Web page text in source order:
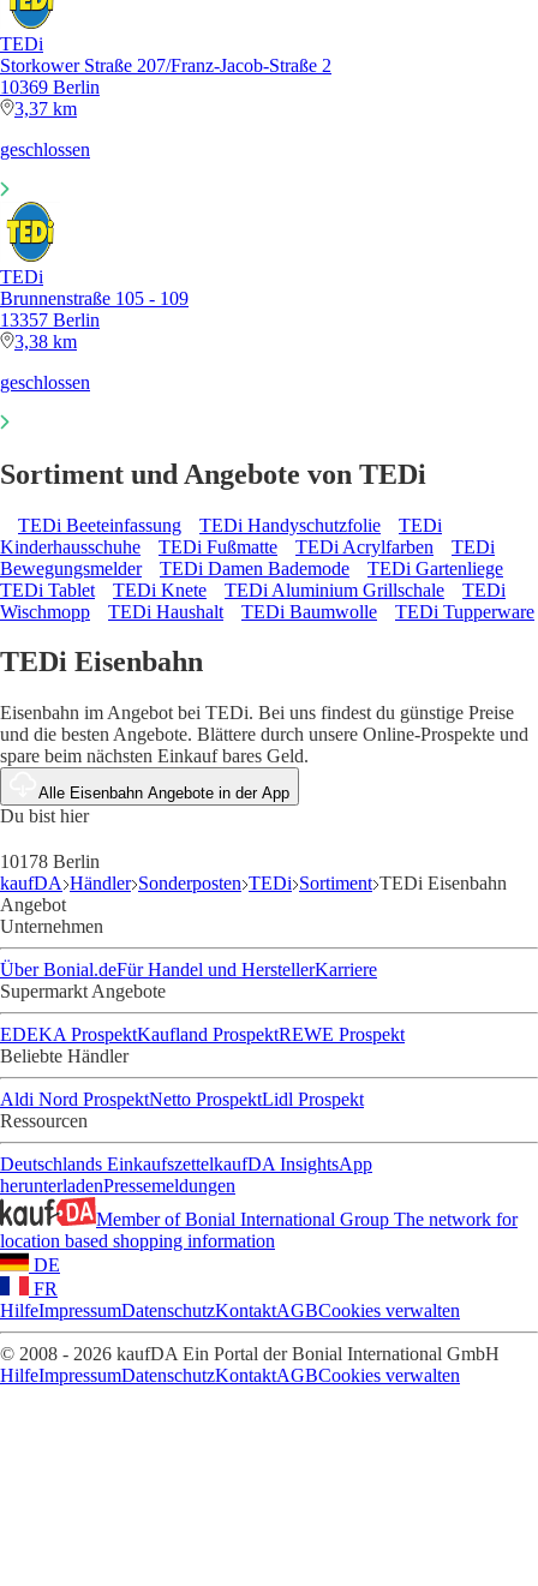
TEDi
Storkower Straße 207/Franz-Jacob-Straße 2
10369 Berlin
3,37 km
geschlossen
TEDi
Brunnenstraße 105 - 109
13357 Berlin
3,38 km
geschlossen
Sortiment und Angebote von TEDi
TEDi Beeteinfassung TEDi Handyschutzfolie
TEDi
Kinderhausschuhe
TEDi Fußmatte TEDi Acrylfarben
TEDi
Bewegungsmelder
TEDi Damen Bademode
TEDi Gartenliege
TEDi Tablet
TEDi Knete TEDi Aluminium Grillschale
TEDi
Wischmopp
TEDi Haushalt TEDi Baumwolle TEDi Tupperware
TEDi Eisenbahn
Eisenbahn im Angebot bei TEDi. Bei uns findest du günstige Preise
und die besten Angebote. Blättere durch unsere Online-Prospekte und
spare beim nächsten Einkauf bares Geld.
Alle Eisenbahn Angebote in der App
Du bist hier
10178 Berlin
kaufDA Händler Sonderposten TEDi Sortiment TEDi Eisenbahn
Angebot
Unternehmen
Über Bonial.deFür Handel und HerstellerKarriere
Supermarkt Angebote
EDEKA ProspektKaufland ProspektREWE Prospekt
Beliebte Händler
Aldi Nord ProspektNetto ProspektLidl Prospekt
Ressourcen
Deutschlands EinkaufszettelkaufDA InsightsApp
herunterladenPressemeldungen
Member of Bonial International Group The network for
location based shopping information
DE
FR
HilfeImpressumDatenschutzKontaktAGBCookies verwalten
© 2008 - 2026 kaufDA Ein Portal der Bonial International GmbH
HilfeImpressumDatenschutzKontaktAGBCookies verwalten